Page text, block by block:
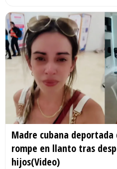
Madre cubana deportada
rompe en llanto tras
hijos(Video)